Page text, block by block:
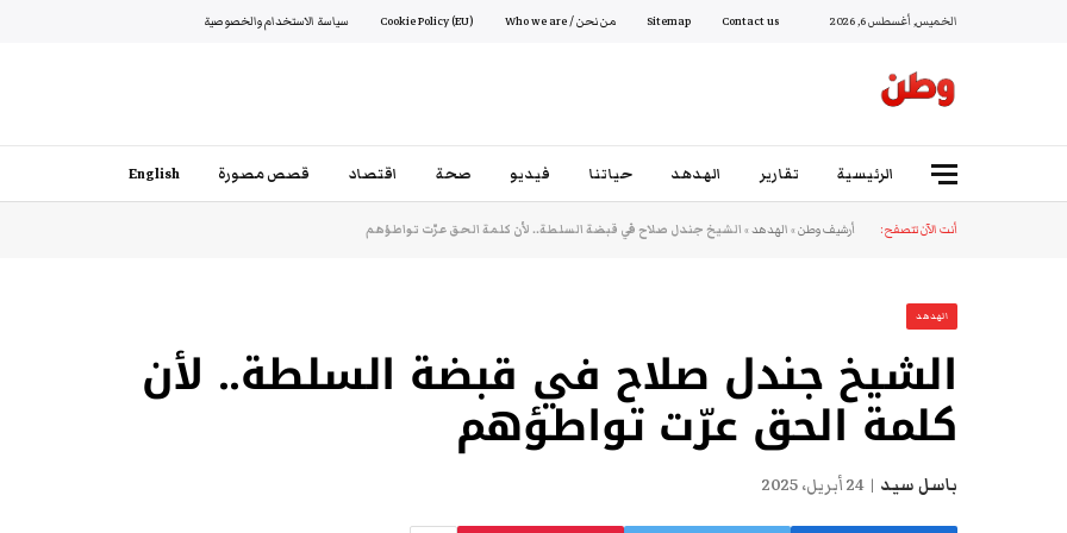
الخميس, أغسطس 6, 2026 Contact us
Sitemap من نحن / Who we are Cookie Policy (EU) سياسة الاستخدام والخصوصية
الرئيسية تقارير الهدهد حياتنا فيديو صحة اقتصاد قصص مصورة English
أنت الآن تتصفح: أرشيف وطن»الهدهد»الشيخ جندل صلاح في قبضة السلطة.. لأن كلمة الحق عرّت تواطؤهم
الهدهد
الشيخ جندل صلاح في قبضة السلطة.. لأن
كلمة الحق عرّت تواطؤهم
باسل سيد 24 أبريل، 2025